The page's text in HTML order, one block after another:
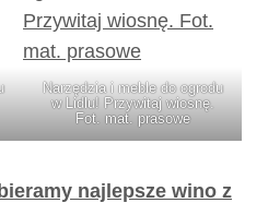
Narzędzia i meble do ogrodu
w Lidlu! Przywitaj wiosnę.
Fot. mat. prasowe
najlepsze wino z